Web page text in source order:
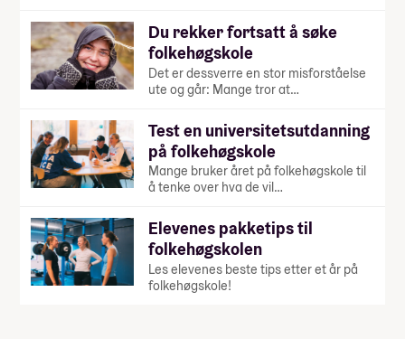
Du rekker fortsatt å søke
folkehøgskole
Det er dessverre en stor misforståelse
ute og går: Mange tror at…
Test en universitetsutdanning
på folkehøgskole
Mange bruker året på folkehøgskole til
å tenke over hva de vil…
Elevenes pakketips til
folkehøgskolen
Les elevenes beste tips etter et år på
folkehøgskole!